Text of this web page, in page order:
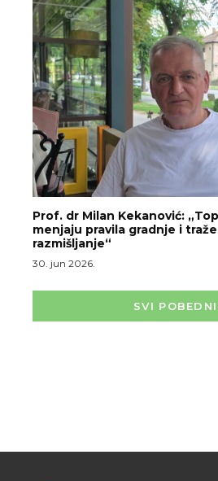
Prof. dr Milan Kekanović:
menjaju pravila gradnje i
razmišljanje“
30. jun 2026.
SVI